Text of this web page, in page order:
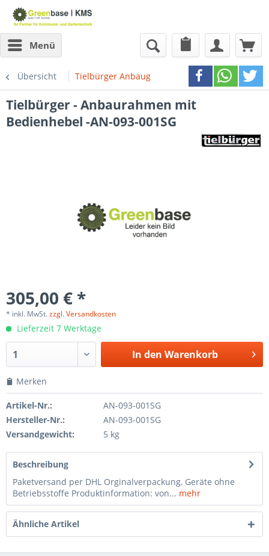
Menü
Übersicht Tielbürger Anbaugeräte
Tielbürger - Anbaurahmen mit
Bedienhebel -AN-093-001SG
305,00 € *
* inkl. MwSt.zzgl. Versandkosten
Lieferzeit 7 Werktage
In den Warenkorb
Merken
Artikel-Nr.:
AN-093-001SG
Hersteller-Nr.:
AN-093-001SG
Versandgewicht:
5 kg
Beschreibung
Paketversand per DHL Orginalverpackung, Geräte ohne
Betriebsstoffe Produktinformation: von... mehr
Ähnliche Artikel